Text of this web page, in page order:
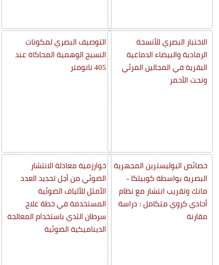
الاختبار البصري للأنسجة
الرمادية والبيضاء الدماغية
البقرية في المجالين المرئي
وتحت الأحمر
خصائص البوليسترين المجهرية
البصرية بواسطة كوبيلكا -
مانك وتقريب انتشار مع نظام
أحادي كروي متكامل : دراسة
مقارنة
التوصيف البصري لمكونات
النسيج الوهمية المحاكاة عند
405 نانومتر
خوارزمية معادلة الانتشار
الضوئي من أجل تحديد العدد
الأمثل للألياف الضوئية
المستخدمة في خطة علاج
سرطان الثدي باستخدام المعالجة
الديناميكية الضوئية